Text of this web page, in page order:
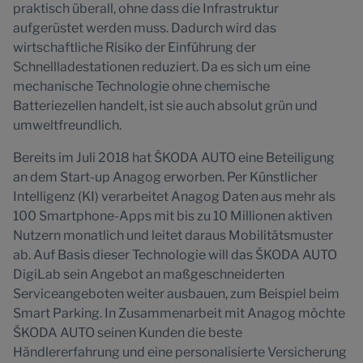
praktisch überall, ohne dass die Infrastruktur
aufgerüstet werden muss. Dadurch wird das
wirtschaftliche Risiko der Einführung der
Schnellladestationen reduziert. Da es sich um eine
mechanische Technologie ohne chemische
Batteriezellen handelt, ist sie auch absolut grün und
umweltfreundlich.
Bereits im Juli 2018 hat ŠKODA AUTO eine Beteiligung
an dem Start-up Anagog erworben. Per Künstlicher
Intelligenz (KI) verarbeitet Anagog Daten aus mehr als
100 Smartphone-Apps mit bis zu 10 Millionen aktiven
Nutzern monatlich und leitet daraus Mobilitätsmuster
ab. Auf Basis dieser Technologie will das ŠKODA AUTO
DigiLab sein Angebot an maßgeschneiderten
Serviceangeboten weiter ausbauen, zum Beispiel beim
Smart Parking. In Zusammenarbeit mit Anagog möchte
ŠKODA AUTO seinen Kunden die beste
Händlererfahrung und eine personalisierte Versicherung